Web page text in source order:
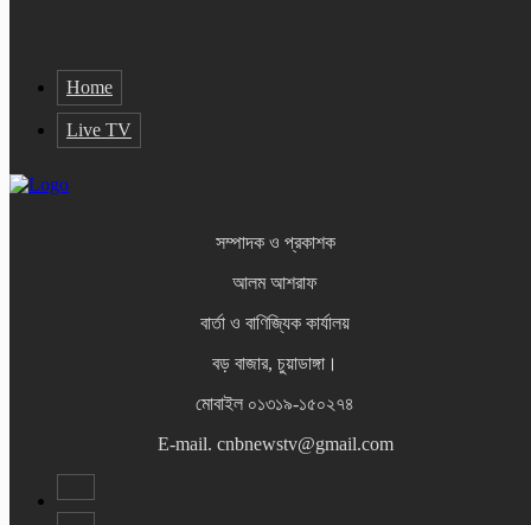
Home
Live TV
সম্পাদক ও প্রকাশক
আলম আশরাফ
বার্তা ও বাণিজ্যিক কার্যালয়
বড় বাজার, চুয়াডাঙ্গা।
মোবাইল ০১৩১৯-১৫০২৭৪
E-mail. cnbnewstv@gmail.com